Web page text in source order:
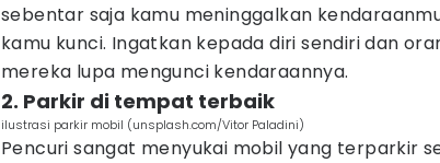
sebentar saja kamu meninggalkan
kamu kunci. Ingatkan kepada diri sendiri dan
mereka lupa mengunci kendaraannya.
2. Parkir di tempat terbaik
ilustrasi parkir mobil (unsplash.com/Vitor Paladini)
Pencuri sangat menyukai mobil yang terparkir